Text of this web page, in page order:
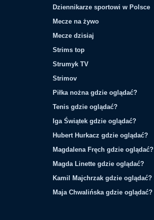
Dziennikarze sportowi w Polsce
Mecze na żywo
Mecze dzisiaj
Strims top
Strumyk TV
Strimov
Piłka nożna gdzie oglądać?
Tenis gdzie oglądać?
Iga Świątek gdzie oglądać?
Hubert Hurkacz gdzie oglądać?
Magdalena Fręch gdzie oglądać?
Magda Linette gdzie oglądać?
Kamil Majchrzak gdzie oglądać?
Maja Chwalińska gdzie oglądać?